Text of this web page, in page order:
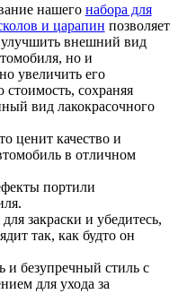
нашего набора для
и царапин позволяет
улучшить внешний вид
но и
увеличить его
сохраняя
вид лакокрасочного
ценит качество и
в отличном
портили
закраски и убедитесь,
так, как будто он
и безупречный стиль с
для ухода за